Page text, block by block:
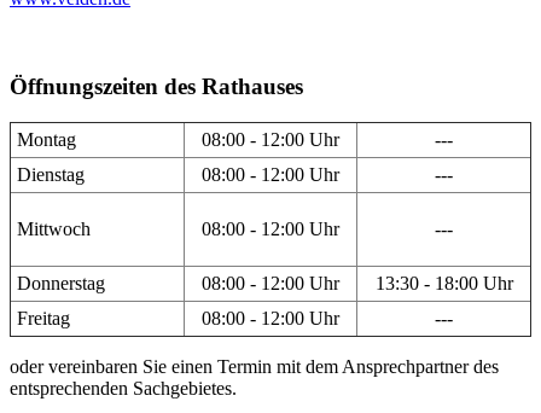
Öffnungszeiten des Rathauses
Montag 08:00 - 12:00 Uhr
---
Dienstag
08:00 - 12:00 Uhr ---
Mittwoch 08:00 - 12:00 Uhr ---
Donnerstag 08:00 - 12:00 Uhr
13:30 - 18:00 Uhr
Freitag
08:00 - 12:00 Uhr ---
oder vereinbaren Sie einen Termin mit dem Ansprechpartner des
entsprechenden Sachgebietes.